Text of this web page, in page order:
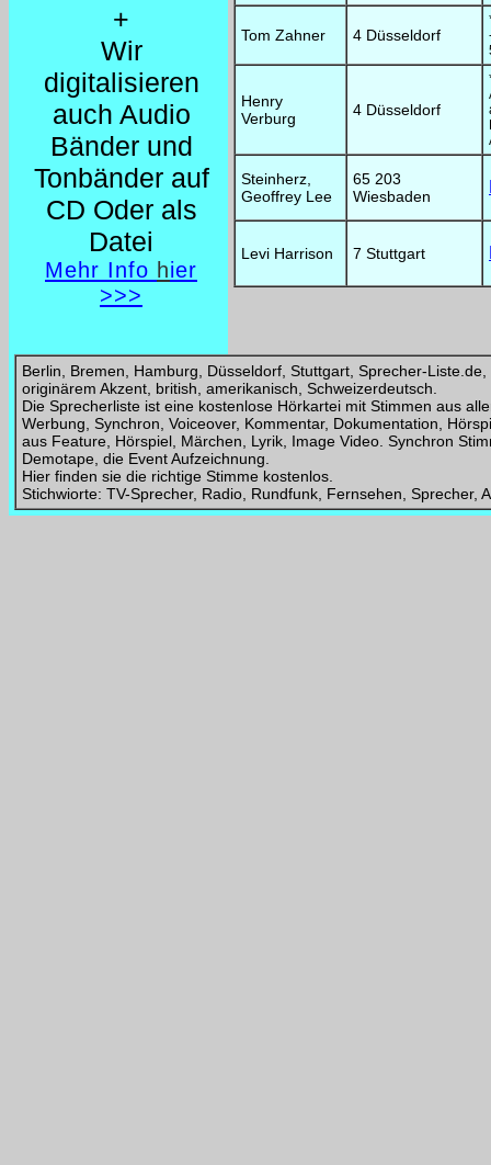
+
Wir
digitalisieren
auch Audio
Bänder und
Tonbänder auf
CD Oder als
Datei
Mehr Info hier
>>>
Tom Zahner 4 Düsseldorf
Henry
Verburg
4 Düsseldorf
Steinherz,
Geoffrey Lee
65 203
Wiesbaden
Levi Harrison 7 Stuttgart
Berlin, Bremen, Hamburg, Düsseldorf, Stuttgart, Sprecher-
originärem Akzent, british, amerikanisch, Schweizerdeutsch.
Die Sprecherliste ist eine kostenlose Hörkartei mit Stimmen aus
Werbung, Synchron, Voiceover, Kommentar, Dokumentation,
aus Feature, Hörspiel, Märchen, Lyrik, Image Video. Synchron
Demotape, die Event Aufzeichnung.
Hier finden sie die richtige Stimme kostenlos.
Stichwiorte: TV-Sprecher, Radio, Rundfunk, Fernsehen,